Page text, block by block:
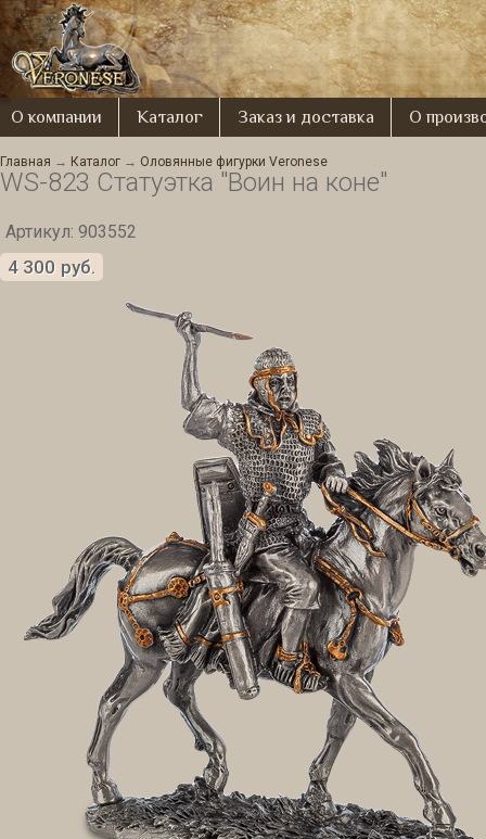
О компании Каталог Заказ и доставка О
Главная → Каталог → Оловянные фигурки Veronese
WS-823 Статуэтка "Воин на коне"
Артикул: 903552
4 300 руб.